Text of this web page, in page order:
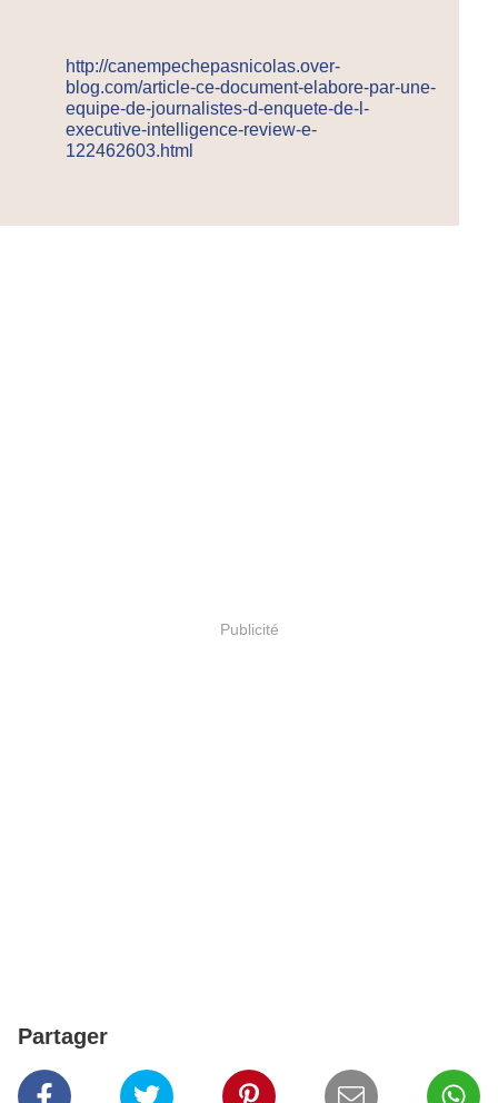
http://canempechepasnicolas.over-
blog.com/article-ce-document-elabore-par-une-
equipe-de-journalistes-d-enquete-de-l-
executive-intelligence-review-e-
122462603.html
Publicité
Partager